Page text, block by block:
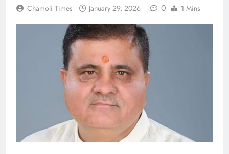
Chamoli Times January 29, 2026 0 1 Mins